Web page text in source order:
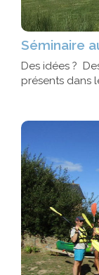
Séminaire
Des idées ?
présents dans